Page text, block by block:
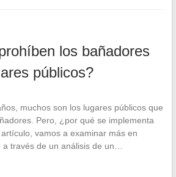
los bañadores
públicos?
muchos son los lugares públicos que
Pero, ¿por qué se implementa
vamos a examinar más en
través de un análisis de un…